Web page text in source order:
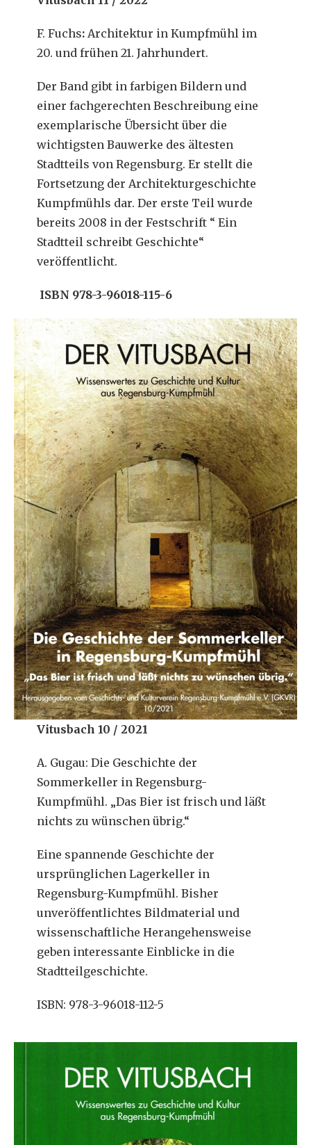
F. Fuchs: Architektur in Kumpfmühl im
20. und frühen 21. Jahrhundert.
Der Band gibt in farbigen Bildern und
einer fachgerechten Beschreibung eine
exemplarische Übersicht über die
wichtigsten Bauwerke des ältesten
Stadtteils von Regensburg. Er stellt die
Fortsetzung der Architekturgeschichte
Kumpfmühls dar. Der erste Teil wurde
bereits 2008 in der Festschrift “ Ein
Stadtteil schreibt Geschichte“
veröffentlicht.
ISBN 978-3-96018-115-6
Vitusbach 10 / 2021
A. Gugau: Die Geschichte der
Sommerkeller in Regensburg-
Kumpfmühl. „Das Bier ist frisch und läßt
nichts zu wünschen übrig.“
Eine spannende Geschichte der
ursprünglichen Lagerkeller in
Regensburg-Kumpfmühl. Bisher
unveröffentlichtes Bildmaterial und
wissenschaftliche Herangehensweise
geben interessante Einblicke in die
Stadtteilgeschichte.
ISBN: 978-3-96018-112-5